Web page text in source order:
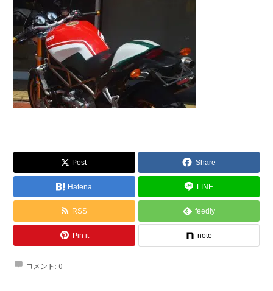
Post Share
Hatena LINE
RSS feedly
Pin it note
コメント: 0